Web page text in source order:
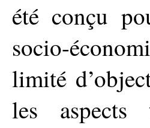
été conçu
socio-
limité
les aspects